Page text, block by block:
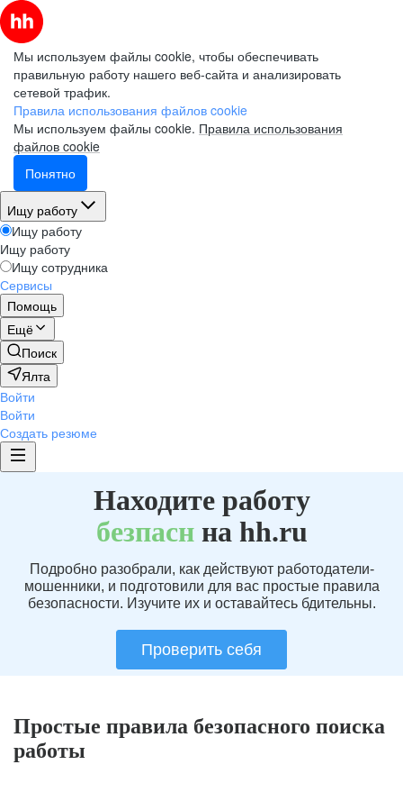
Мы используем файлы cookie, чтобы обеспечивать
правильную работу нашего веб-сайта и анализировать
сетевой трафик.
Правила использования файлов cookie
Мы используем файлы cookie. Правила использования
файлов cookie
Понятно
Ищу работу
Ищу работу
Ищу работу
Ищу сотрудника
Сервисы
Помощь
Ещё
Поиск
Ялта
Войти
Войти
Создать резюме
Находите работу
безпаснна hh.ru
Подробно разобрали, как действуют работодатели-
мошенники, и подготовили для вас простые правила
безопасности. Изучите их и оставайтесь бдительны.
Проверить себя
Простые правила безопасного поиска
работы